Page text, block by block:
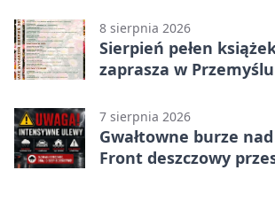
8 sierpnia 2026
Sierpień pełen
zaprasza w Przemyślu
7 sierpnia 2026
Gwałtowne burze
Front deszczowy